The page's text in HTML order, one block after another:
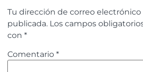
Tu dirección de correo electrónico
publicada. Los campos
con *
Comentario *